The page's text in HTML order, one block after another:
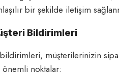
bir şekilde iletişim
Bildirimleri
müşterilerinizin
noktalar: